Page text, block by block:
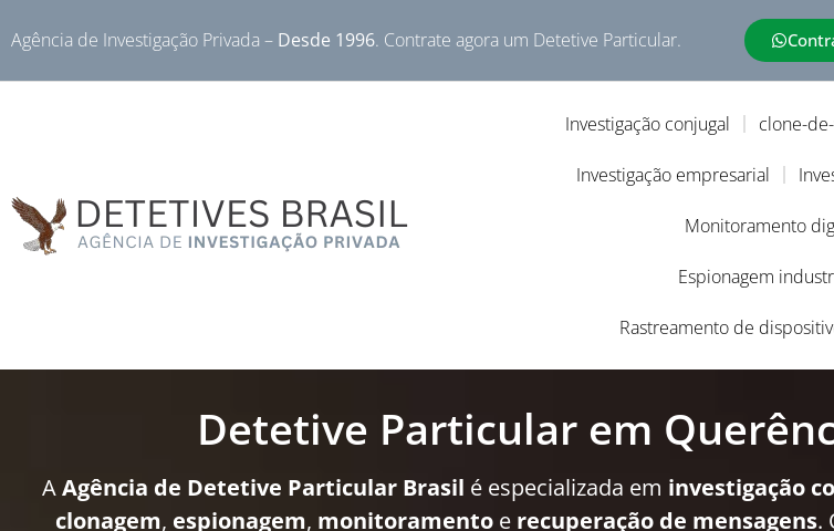
Agência de Investigação Privada – Desde 1996. Contrate agora um Detetive Particular.
Investigação conjugal clone-
Investigação empresarial
Monitoramento
Espionagem
Rastreamento de
Detetive Particular em
AAgência de Detetive Particular Brasil é especializada em investigação
clonagem, espionagem, monitoramentoe recuperação de mensagens.